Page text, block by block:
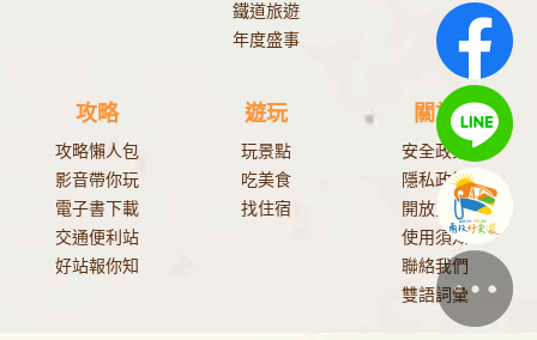
鐵道旅遊
年度盛事
攻略
攻略懶人包
影音帶你玩
電子書下載
交通便利站
好站報你知
遊玩
玩景點
吃美食
找住宿
關於
安全政策
隱私政策
開放資料
使用須知
聯絡我們
雙語詞彙